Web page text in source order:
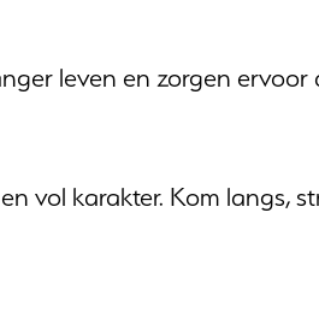
leven en zorgen
vol karakter. Kom langs,